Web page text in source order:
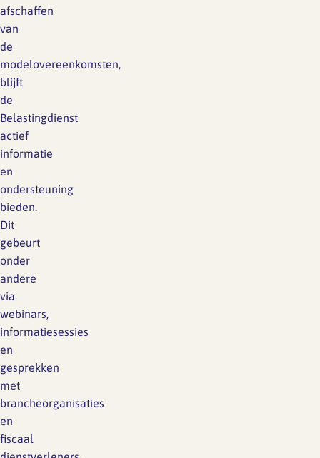
afschaffen
van
de
modelovereenkomsten,
blijft
de
Belastingdienst
actief
informatie
en
ondersteuning
bieden.
Dit
gebeurt
onder
andere
via
webinars,
informatiesessies
en
gesprekken
met
brancheorganisaties
en
fiscaal